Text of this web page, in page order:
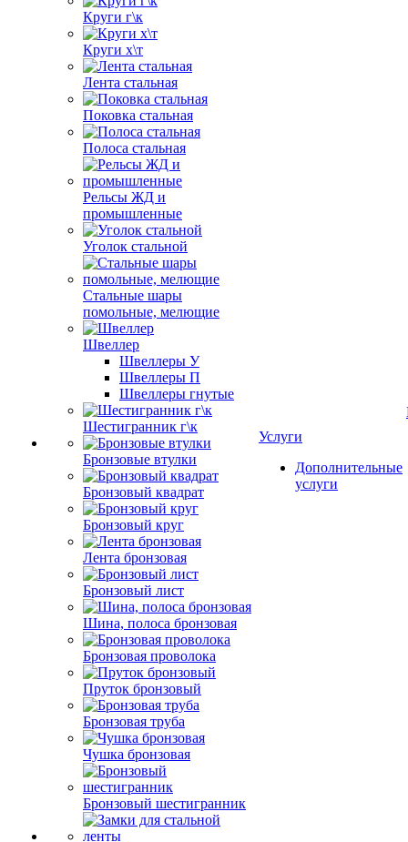
Круги г\к
Круги х\т
Лента стальная
Поковка стальная
Полоса стальная
Рельсы ЖД и
промышленные
Уголок стальной
Стальные шары
помольные, мелющие
Швеллер
Швеллеры У
Швеллеры П
Швеллеры гнутые
Шестигранник г\к
Бронзовые втулки
Бронзовый квадрат
Бронзовый круг
Лента бронзовая
Бронзовый лист
Шина, полоса бронзовая
Бронзовая проволока
Пруток бронзовый
Бронзовая труба
Чушка бронзовая
Бронзовый шестигранник
Услуги
Дополнительные
услуги